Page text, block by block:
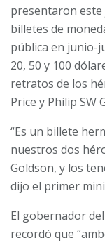
presentaron este
billetes de
pública en junio-
20, 50 y 100
retratos de los
Price y Philip SW
“Es un billete
nuestros dos
Goldson, y los
dijo el primer
El gobernador
recordó que